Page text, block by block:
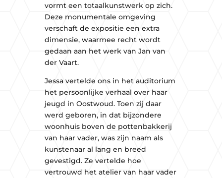
vormt een totaalkunstwerk op zich.
Deze monumentale omgeving
verschaft de expositie een extra
dimensie, waarmee recht wordt
gedaan aan het werk van Jan van
der Vaart.
Jessa vertelde ons in het auditorium
het persoonlijke verhaal over haar
jeugd in Oostwoud. Toen zij daar
werd geboren, in dat bijzondere
woonhuis boven de pottenbakkerij
van haar vader, was zijn naam als
kunstenaar al lang en breed
gevestigd. Ze vertelde hoe
vertrouwd het atelier van haar vader